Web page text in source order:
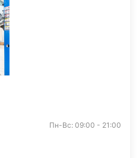
Пн-Вс: 09:00 - 21:00